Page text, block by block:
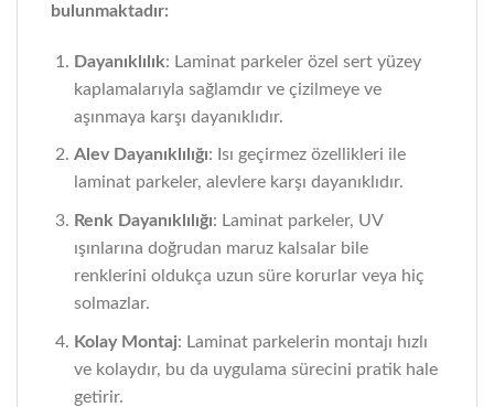
bulunmaktadır:
Dayanıklılık: Laminat parkeler özel sert yüzey
kaplamalarıyla sağlamdır ve çizilmeye ve
aşınmaya karşı dayanıklıdır.
Alev Dayanıklılığı: Isı geçirmez özellikleri ile
laminat parkeler, alevlere karşı dayanıklıdır.
Renk Dayanıklılığı: Laminat parkeler, UV
ışınlarına doğrudan maruz kalsalar bile
renklerini oldukça uzun süre korurlar veya hiç
solmazlar.
Kolay Montaj: Laminat parkelerin montajı hızlı
ve kolaydır, bu da uygulama sürecini pratik hale
getirir.